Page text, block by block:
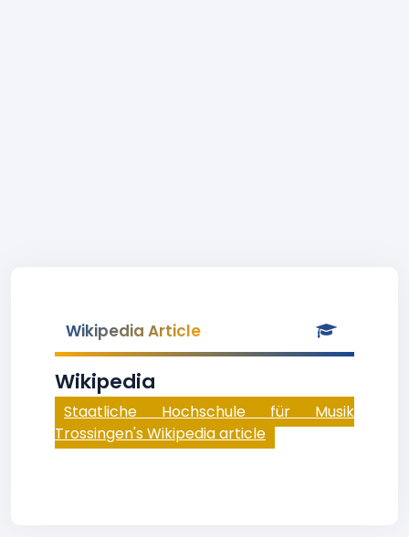
Wikipedia Article
Wikipedia
Staatliche Hochschule für Musik
Trossingen's Wikipedia article